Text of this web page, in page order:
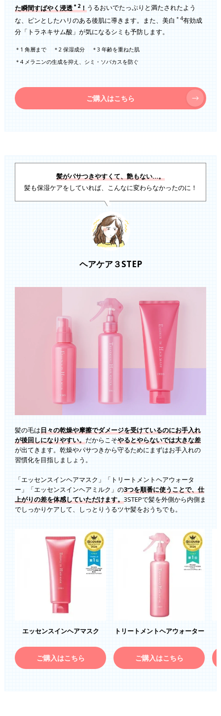
た瞬間すばやく浸透 ＊2 ！ うるおいでたっぷりと満たされたよう
な、ピンとしたハリのある後肌に導きます。また、美白 ＊4有効成
分「トラネキサム酸」が気になるシミも予防します。
＊1 角層まで ＊2 保湿成分
＊3 年齢を重ねた肌
＊4 メラニンの生成を抑え、シミ・ソバカスを防ぐ
ご購入はこちら
髪がパサつきやすくて、艶もない…。
髪も保湿ケアをしていれば、こんなに変わらなかったのに！
ヘアケア３STEP
髪の毛は日々の乾燥や摩擦でダメージを受けているのにお手入れ
が後回しになりやすい。 だからこそやるとやらないでは大きな差
が出てきます。乾燥やパサつきから守るためにまずはお手入れの
習慣化を目指しましょう。
「エッセンスインヘアマスク」「トリートメントヘアウォータ
ー」「エッセンスインヘアミルク」の3つを順番に使うことで、仕
上がりの差を体感していただけます。 3STEPで髪を外側から内側ま
でしっかりケアして、しっとりうるツヤ髪をおうちでも。
エッセンスインヘアマスク
ご購入はこちら
トリートメントヘアウォーター
ご購入はこちら